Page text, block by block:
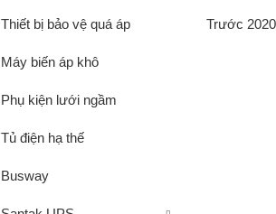
Thiết bị bảo vệ quá áp
Máy biến áp khô
Phụ kiện lưới ngầm
Tủ điện hạ thế
Busway
Trước 2020